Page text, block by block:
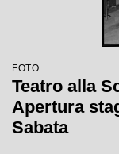
FOTO
Teatro alla
Apertura
Sabata